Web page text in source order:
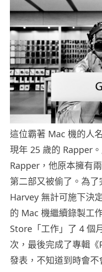
這位霸著 Mac 機的人
現年 25 歲的 Rapper
Rapper，他原本擁有
第二部又被偷了。為
Harvey 無計可施下決
的 Mac 機繼續錄製工
Store「工作」了 4 個
次，最後完成了專輯《
發表，不知道到時會